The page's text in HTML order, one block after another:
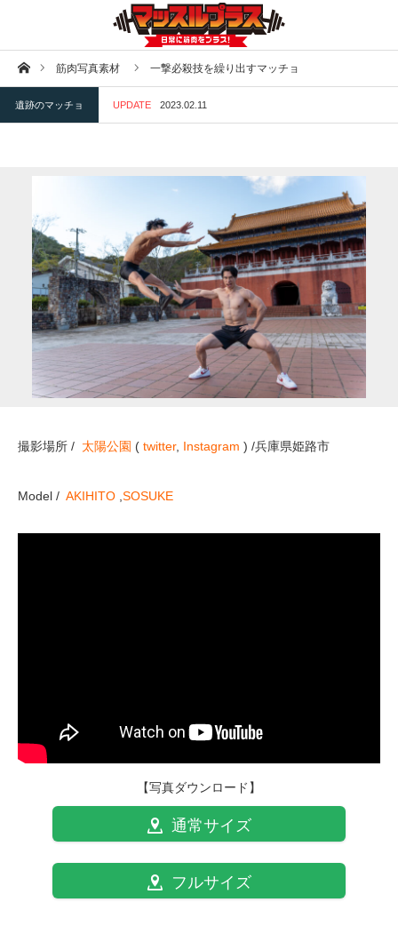
ホーム筋肉写真素材 一撃必殺技を繰り出すマッチョ
遺跡のマッチョ UPDATE 2023.02.11
撮影場所 / 太陽公園 ( twitter, Instagram ) /兵庫県姫路市
Model / AKIHITO SOSUKE
【写真ダウンロード】
通常サイズ
フルサイズ